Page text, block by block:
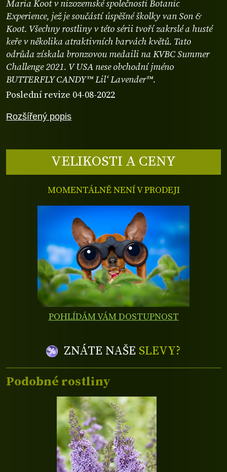
Rozšířený popis
Maria Koot v nizozemské společnosti Botanic
Experience, jež je součástí úspěšné školky van Son &
Koot. Všechny rostliny v této sérii tvoří zakrslé a husté
keře v několika atraktivních barvách květů. Tato
odrůda získala bronzovou medaili na KVBC Summer
Challenge 2021. V USA nese obchodní jméno
BUTTERFLY CANDY™ Lil‘ Lavender™.
Poslední revize 04-08-2022
VELIKOSTI A CENY
MOMENTÁLNĚ NENÍ V PRODEJI
POHLÍDÁM VÁM DOSTUPNOST
ZNÁTE NAŠE SLEVY?
Podobné rostliny